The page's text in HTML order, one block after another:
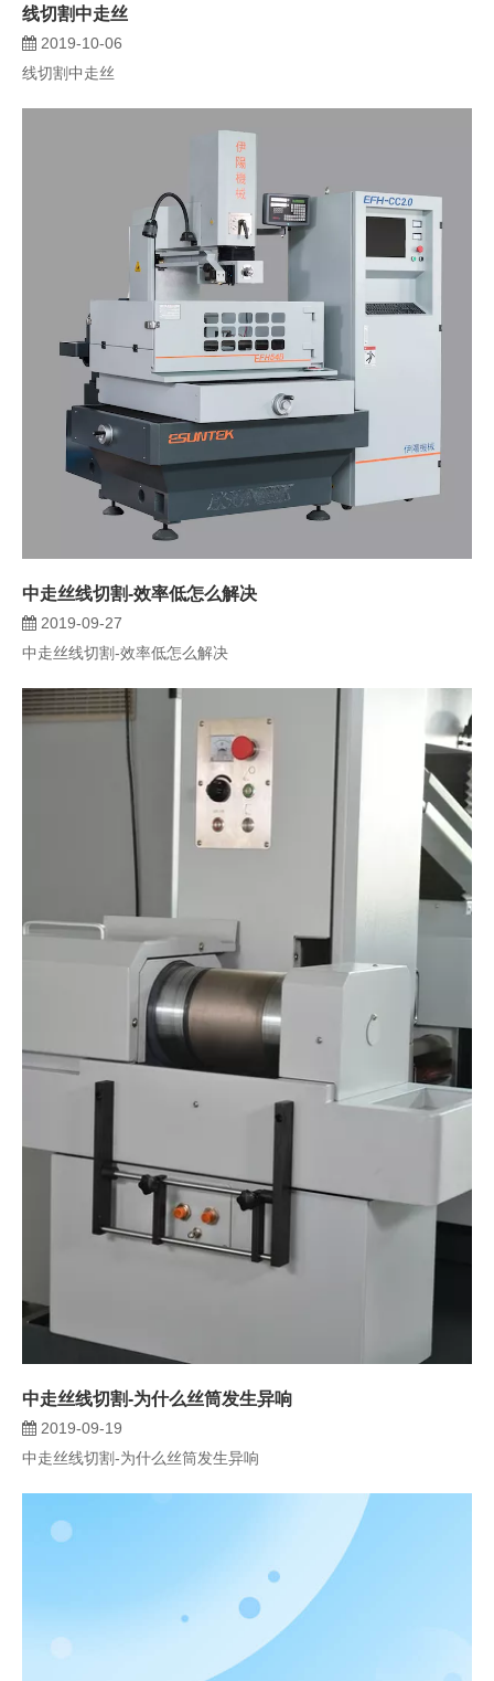
线切割中走丝
2019-10-06
线切割中走丝
中走丝线切割-效率低怎么解决
2019-09-27
中走丝线切割-效率低怎么解决
中走丝线切割-为什么丝筒发生异响
2019-09-19
中走丝线切割-为什么丝筒发生异响